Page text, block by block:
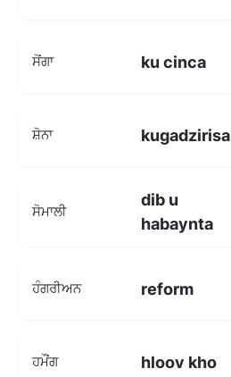
ਸੋਂਗਾ ku cinca
ਸ਼ੋਨਾ kugadzirisa
ਸੋਮਾਲੀ
dib u
habaynta
ਹੰਗਰੀਅਨ reform
ਹਮੌਂਗ hloov kho